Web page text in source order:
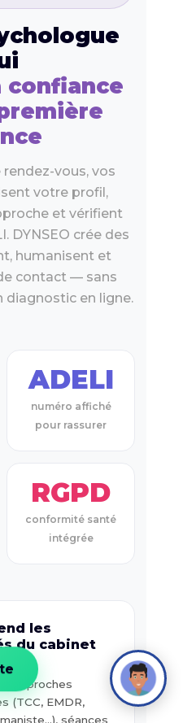
confiance
vous, vos
votre profil,
et vérifient
DYNSEO crée des
humanisent et
contact — sans
en ligne.
ADELI
numéro affiché
pour rassurer
RGPD
conformité santé
intégrée
les
du cabinet
approches
(TCC, EMDR,
séances